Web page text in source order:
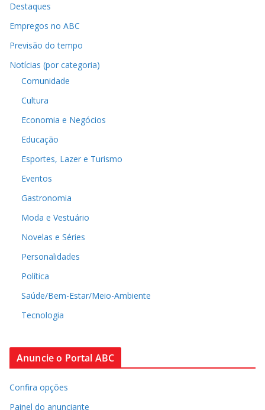
Destaques
Empregos no ABC
Previsão do tempo
Notícias (por categoria)
Comunidade
Cultura
Economia e Negócios
Educação
Esportes, Lazer e Turismo
Eventos
Gastronomia
Moda e Vestuário
Novelas e Séries
Personalidades
Política
Saúde/Bem-Estar/Meio-Ambiente
Tecnologia
Anuncie o Portal ABC
Confira opções
Painel do anunciante